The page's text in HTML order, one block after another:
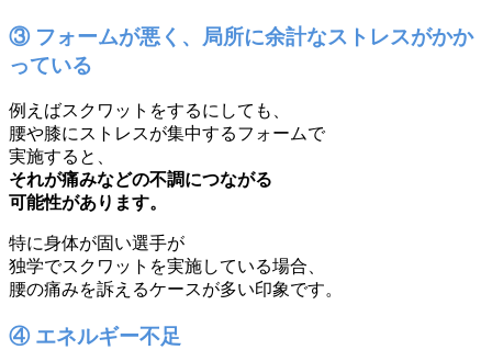
③ フォームが悪く、局所に余計なストレスがかか
っている
例えばスクワットをするにしても、
腰や膝にストレスが集中するフォームで
実施すると、
それが痛みなどの不調につながる
可能性があります。
特に身体が固い選手が
独学でスクワットを実施している場合、
腰の痛みを訴えるケースが多い印象です。
④ エネルギー不足